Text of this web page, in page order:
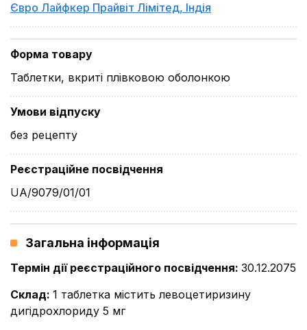
Євро Лайфкер Прайвіт Лімітед, Індія
Форма товару
Таблетки, вкриті плівковою оболонкою
Умови відпуску
без рецепту
Реєстраційне посвідчення
UA/9079/01/01
Загальна інформація
Термін дії реєстраційного посвідчення: 30.12.2075
Склад: 1 таблетка містить левоцетиризину
дигідрохлориду 5 мг